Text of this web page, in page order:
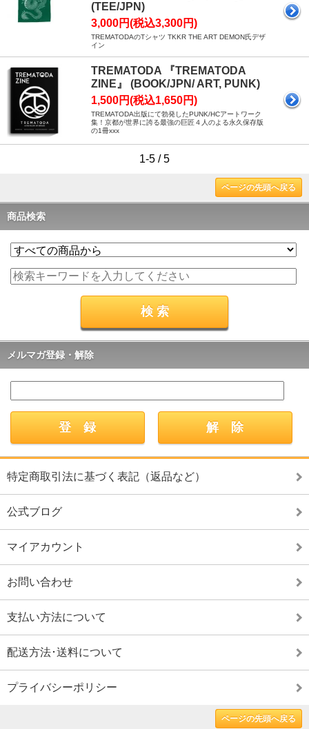
(TEE/JPN)
3,000円(税込3,300円)
TREMATODAのTシャツ TKKR THE ART DEMON氏デザ
イン
TREMATODA 『TREMATODA
ZINE』 (BOOK/JPN/ ART, PUNK)
1,500円(税込1,650円)
TREMATODA出版にて勃発したPUNK/HCアートワーク
集！京都が世界に誇る最強の巨匠４人のよる永久保存版
の1冊xxx
1-5 / 5
ページの先頭へ戻る
商品検索
メルマガ登録・解除
特定商取引法に基づく表記（返品など）
公式ブログ
マイアカウント
お問い合わせ
支払い方法について
配送方法･送料について
プライバシーポリシー
ページの先頭へ戻る